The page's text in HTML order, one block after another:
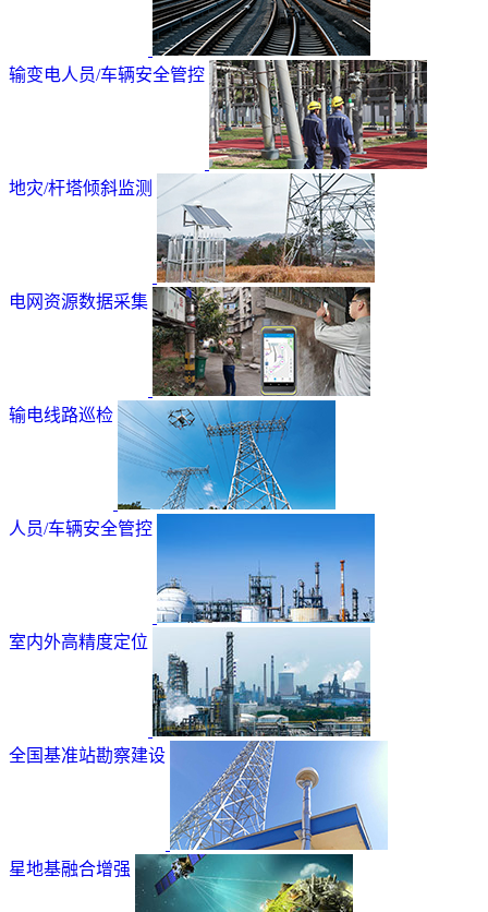
输变电人员/车辆安全管控
地灾/杆塔倾斜监测
电网资源数据采集
输电线路巡检
人员/车辆安全管控
室内外高精度定位
全国基准站勘察建设
星地基融合增强